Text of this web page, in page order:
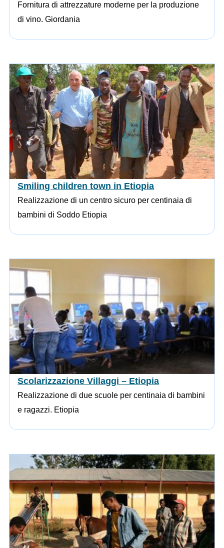
Fornitura di attrezzature moderne per la produzione
di vino. Giordania
Smiling children town in Etiopia
Realizzazione di un centro sicuro per centinaia di
bambini di Soddo Etiopia
Scolarizzazione Villaggi – Etiopia
Realizzazione di due scuole per centinaia di bambini
e ragazzi. Etiopia